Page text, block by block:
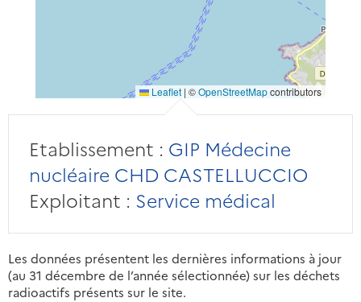
Leaflet | ©OpenStreetMapcontributors
Etablissement : GIP Médecine
nucléaire CHD CASTELLUCCIO
Exploitant : Service médical
Les données présentent les dernières informations à jour
(au 31 décembre de l’année sélectionnée) sur les déchets
radioactifs présents sur le site.